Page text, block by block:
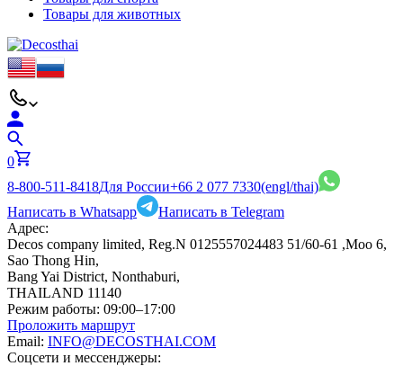
Товары для животных
0
8-800-511-8418Для России+66 2 077 7330(engl/thai)
Написать в Whatsapp
Написать в Telegram
Адрес:
Decos company limited, Reg.N 0125557024483 51/60-61 ,Moo 6,
Sao Thong Hin,
Bang Yai District, Nonthaburi,
THAILAND 11140
Режим работы: 09:00–17:00
Проложить маршрут
Email: INFO@DECOSTHAI.COM
Соцсети и мессенджеры: